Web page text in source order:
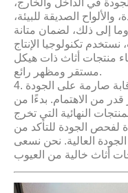
الصديقة للبيئة،
إلى ذلك، لضمان متانة
تكنولوجيا الإنتاج
منتجات أثاث ذات هيكل
مستقر ومظهر رائع.
رقابة صارمة على الجودة
قدر من الاهتمام. بدءًا من
النهائية التي تخرج
لفحص الجودة للتأكد من
العالية. نحن نسعى